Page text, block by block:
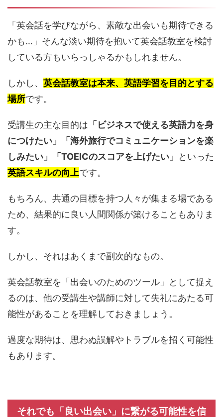
「英会話を学びながら、素敵な出会いも期待できる
かも…」そんな淡い期待を抱いて英会話教室を検討
している方もいらっしゃるかもしれません。
しかし、 英会話教室は本来、英語学習を目的とする
場所です。
受講生の主な目的は 「ビジネスで使える英語力を身
につけたい」「海外旅行でコミュニケーションを楽
しみたい」「TOEICのスコアを上げたい」
といった
英語スキルの向上です。
もちろん、共通の目標を持つ人々が集まる場である
ため、結果的に良い人間関係が築けることもありま
す。
しかし、それはあくまで副次的なもの。
英会話教室を「出会いのためのツール」として捉え
るのは、他の受講生や講師に対して失礼にあたる可
能性があることを理解しておきましょう。
過度な期待は、思わぬ誤解やトラブルを招く可能性
もあります。
それでも「良い出会い」に繋がる可能性を信